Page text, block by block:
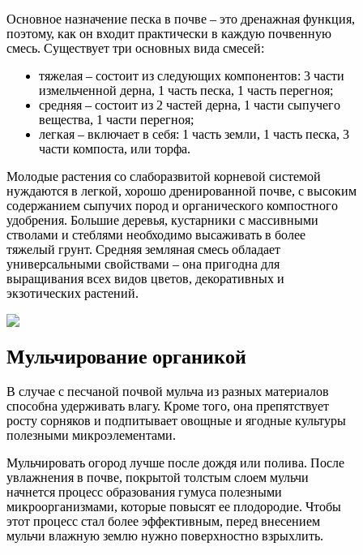
Основное назначение песка в почве – это дренажная функция,
поэтому, как он входит практически в каждую почвенную
смесь. Существует три основных вида смесей:
тяжелая – состоит из следующих компонентов: 3 части
измельченной дерна, 1 часть песка, 1 часть перегноя;
средняя – состоит из 2 частей дерна, 1 части сыпучего
вещества, 1 части перегноя;
легкая – включает в себя: 1 часть земли, 1 часть песка, 3
части компоста, или торфа.
Молодые растения со слаборазвитой корневой системой
нуждаются в легкой, хорошо дренированной почве, с высоким
содержанием сыпучих пород и органического компостного
удобрения. Большие деревья, кустарники с массивными
стволами и стеблями необходимо высаживать в более
тяжелый грунт. Средняя земляная смесь обладает
универсальными свойствами – она пригодна для
выращивания всех видов цветов, декоративных и
экзотических растений.
Мульчирование органикой
В случае с песчаной почвой мульча из разных материалов
способна удерживать влагу. Кроме того, она препятствует
росту сорняков и подпитывает овощные и ягодные культуры
полезными микроэлементами.
Мульчировать огород лучше после дождя или полива. После
увлажнения в почве, покрытой толстым слоем мульчи
начнется процесс образования гумуса полезными
микроорганизмами, которые повысят ее плодородие. Чтобы
этот процесс стал более эффективным, перед внесением
мульчи влажную землю нужно поверхностно взрыхлить.